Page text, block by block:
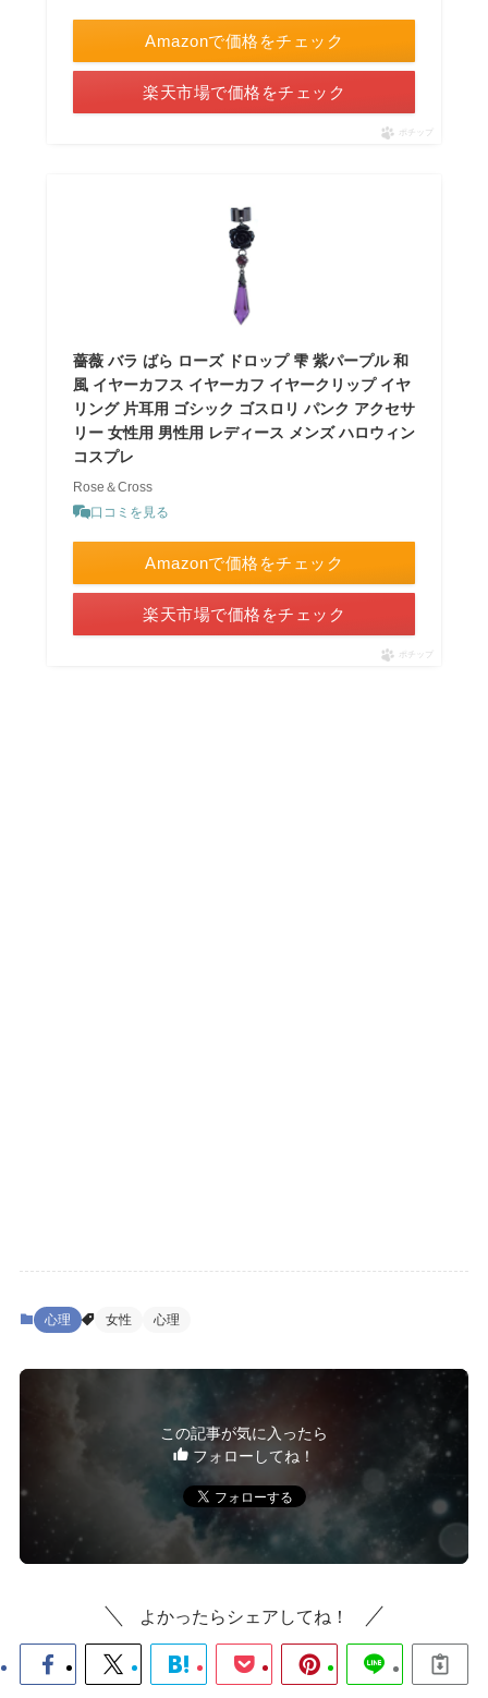
Amazonで価格をチェック
楽天市場で価格をチェック
ポチップ
薔薇 バラ ばら ローズ ドロップ 雫 紫パープル 和
風 イヤーカフス イヤーカフ イヤークリップ イヤ
リング 片耳用 ゴシック ゴスロリ パンク アクセサ
リー 女性用 男性用 レディース メンズ ハロウィン
コスプレ
Rose＆Cross
口コミを見る
Amazonで価格をチェック
楽天市場で価格をチェック
ポチップ
心理 女性 心理
この記事が気に入ったら
フォローしてね！
よかったらシェアしてね！